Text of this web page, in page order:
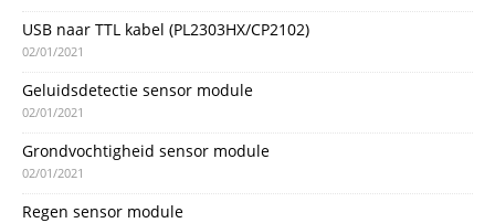
USB naar TTL kabel (PL2303HX/CP2102)
02/01/2021
Geluidsdetectie sensor module
02/01/2021
Grondvochtigheid sensor module
02/01/2021
Regen sensor module